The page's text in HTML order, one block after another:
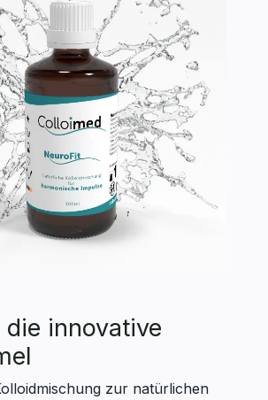
die innovative
zur natürlichen